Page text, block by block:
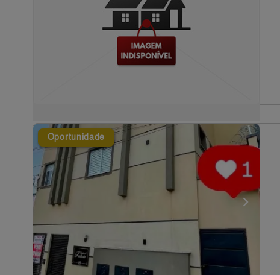
Oportunidade